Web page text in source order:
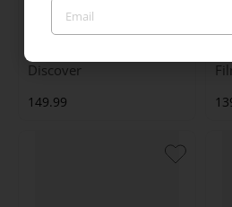
Discover
149.99